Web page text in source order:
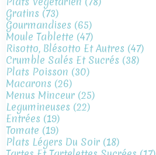
Gratins (73)
Gourmandises (65)
Moule Tablette (47)
Risotto, Blésotto Et Autres (47)
Crumble Salés Et Sucrés (38)
Plats Poisson (30)
Macarons (26)
Menus Minceur (25)
Legumineuses (22)
Entrées (19)
Tomate (19)
Plats Légers Du Soir (18)